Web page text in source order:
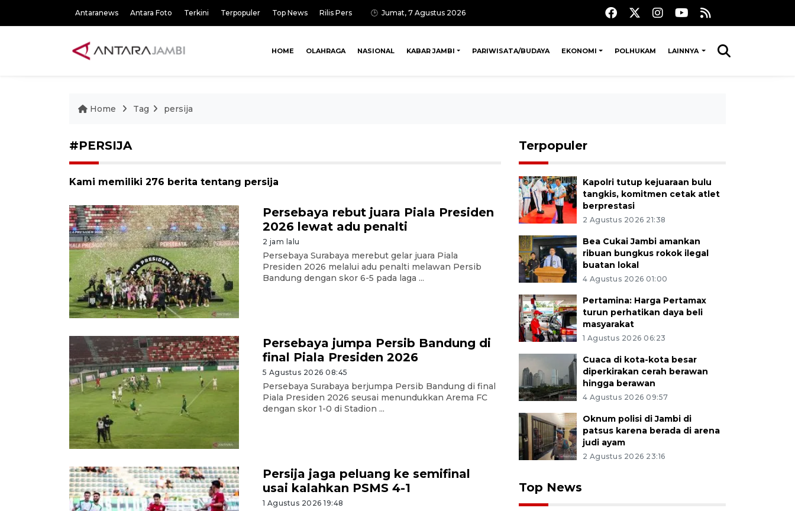
Antaranews Antara Foto Terkini Terpopuler Top News Rilis Pers Jumat, 7 Agustus 2026
HOME OLAHRAGA NASIONAL KABAR JAMBI PARIWISATA/BUDAYA EKONOMI POLHUKAM LAINNYA
Home Tag persija
#PERSIJA
Kami memiliki 276 berita tentang persija
Persebaya rebut juara Piala Presiden
2026 lewat adu penalti
2 jam lalu
Persebaya Surabaya merebut gelar juara Piala
Presiden 2026 melalui adu penalti melawan Persib
Bandung dengan skor 6-5 pada laga ...
Persebaya jumpa Persib Bandung di
final Piala Presiden 2026
5 Agustus 2026 08:45
Persebaya Surabaya berjumpa Persib Bandung di final
Piala Presiden 2026 seusai menundukkan Arema FC
dengan skor 1-0 di Stadion ...
Persija jaga peluang ke semifinal
usai kalahkan PSMS 4-1
1 Agustus 2026 19:48
Terpopuler
Kapolri tutup kejuaraan bulu
tangkis, komitmen cetak atlet
berprestasi
2 Agustus 2026 21:38
Bea Cukai Jambi amankan
ribuan bungkus rokok ilegal
buatan lokal
4 Agustus 2026 01:00
Pertamina: Harga Pertamax
turun perhatikan daya beli
masyarakat
1 Agustus 2026 06:23
Cuaca di kota-kota besar
diperkirakan cerah berawan
hingga berawan
4 Agustus 2026 09:57
Oknum polisi di Jambi di
patsus karena berada di arena
judi ayam
2 Agustus 2026 23:16
Top News